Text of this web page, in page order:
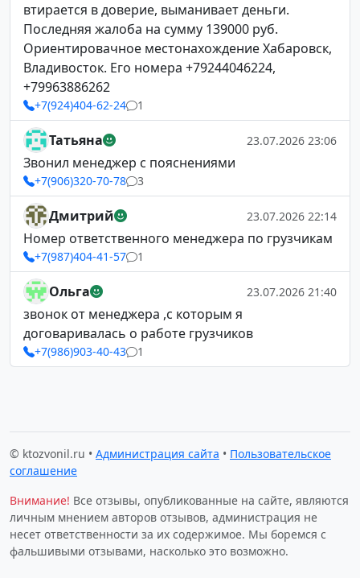
втирается в доверие, выманивает деньги.
Последняя жалоба на сумму 139000 руб.
Ориентировачное местонахождение Хабаровск,
Владивосток. Его номера +79244046224,
+79963886262
+7(924)404-62-24 1
Татьяна 23.07.2026 23:06
Звонил менеджер с пояснениями
+7(906)320-70-78 3
Дмитрий 23.07.2026 22:14
Номер ответственного менеджера по грузчикам
+7(987)404-41-57 1
Ольга 23.07.2026 21:40
звонок от менеджера ,с которым я
договаривалась о работе грузчиков
+7(986)903-40-43 1
© ktozvonil.ru • Администрация сайта • Пользовательское
соглашение
Внимание! Все отзывы, опубликованные на сайте, являются
личным мнением авторов отзывов, администрация не
несет ответственности за их содержимое. Мы боремся с
фальшивыми отзывами, насколько это возможно.